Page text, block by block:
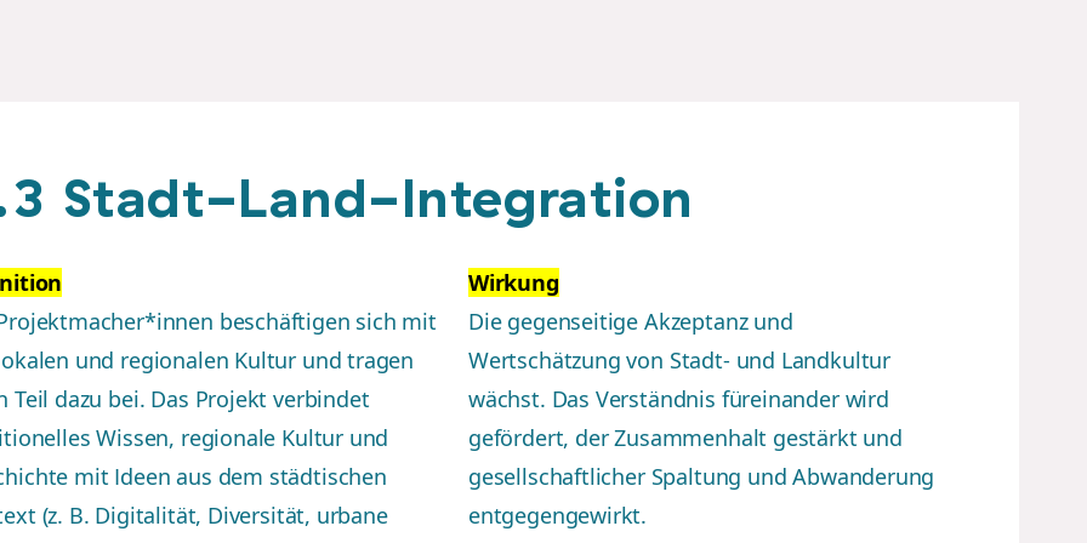
Stadt-Land-Integration
beschäftigen sich mit
und regionalen Kultur und tragen
Teil dazu bei. Das Projekt verbindet
Wissen, regionale Kultur und
mit Ideen aus dem städtischen
(z. B. Digitalität, Diversität, urbane
Wirkung
Die gegenseitige Akzeptanz und
Wertschätzung von Stadt- und Landkultur
wächst. Das Verständnis füreinander wird
gefördert, der Zusammenhalt gestärkt und
gesellschaftlicher Spaltung und Abwanderung
entgegengewirkt.